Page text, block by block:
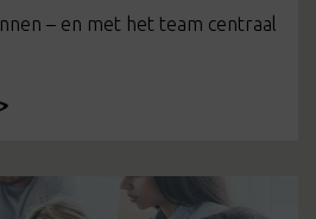
– en met het team centraal